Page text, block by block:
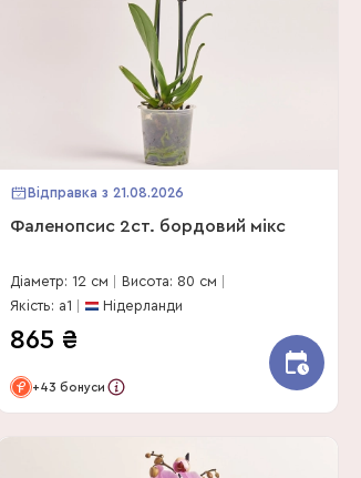
Відправка з 21.08.2026
Фаленопсис 2ст. бордовий мікс
Діаметр: 12 см
Висота: 80 см
Якість: a1
Нідерланди
865 ₴
+43 бонуси